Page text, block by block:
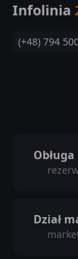
Infolinia
(+48) 794
Dział